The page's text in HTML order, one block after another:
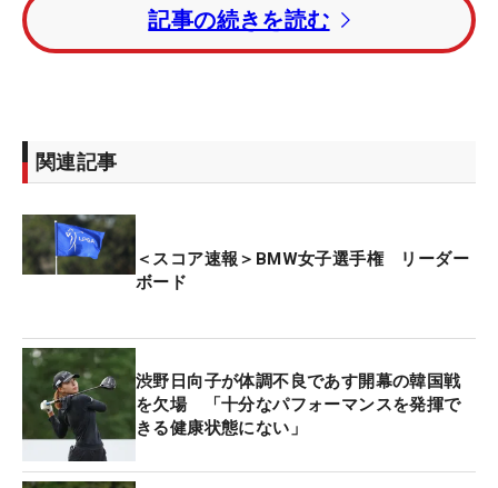
目ではもう少しで直接カップインというショットを
披露。バックスピンでがかかり、やや距離が残った
と連続バーディで伸ばした。
のうのラウンドの消化と18ホールと、大変な一日で
したが、なんとかプレーを終えることができてよか
った」と、まずは長丁場のラウンドを終え、安どの
ボギーフリーとなった第3ラウンドはこう振り返
る。「2日目はパッティングが決まらなかったんで
すが、そこで18ホールを終えることなく、中断にな
って、悪い流れを止められたことは不幸中の幸いで
記事の続きを読む
関連記事
＜スコア速報＞BMW女子選手権 リーダー
ボード
渋野日向子が体調不良であす開幕の韓国戦
を欠場 「十分なパフォーマンスを発揮で
きる健康状態にない」